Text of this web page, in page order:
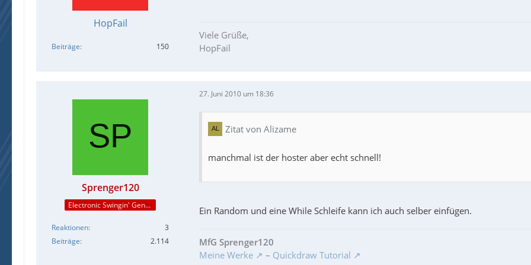
HopFail
Beiträge 150
Viele Grüße,
HopFail
Sprenger120
Electronic Swingin' Gentleman
Reaktionen
3
Beiträge
2.114
27. Juni 2010 um 18:36
Zitat von Alizame
manchmal ist der hoster aber echt schnell!
Ein Random und eine While Schleife kann ich auch selber einfügen.
MfG Sprenger120
Meine Werke
– Quickdraw Tutorial